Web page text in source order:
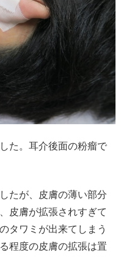
た。耳介後面の粉瘤で
たが、皮膚の薄い部分
皮膚が拡張されすぎて
タワミが出来てしまう
程度の皮膚の拡張は置